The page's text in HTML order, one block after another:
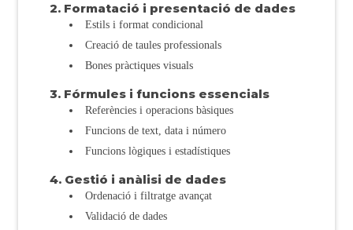
2. Formatació i presentació de dades
Estils i format condicional
Creació de taules professionals
Bones pràctiques visuals
3. Fórmules i funcions essencials
Referències i operacions bàsiques
Funcions de text, data i número
Funcions lògiques i estadístiques
4. Gestió i anàlisi de dades
Ordenació i filtratge avançat
Validació de dades